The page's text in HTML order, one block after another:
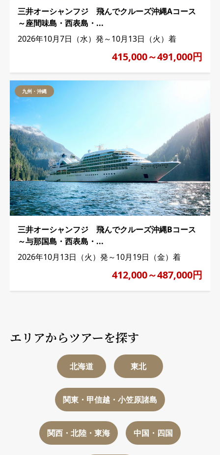
三井オーシャンフジ 飛んでクルーズ沖縄Aコース
～座間味島・西表島・...
2026年10月7日（水）発～10月13日（火）着
415,000～491,000円
九州・沖縄
三井オーシャンフジ 飛んでクルーズ沖縄Bコース
～与那国島・西表島・...
2026年10月13日（火）発～10月19日（金）着
412,000～487,000円
エリアからツアーを探す
北海道 東北
関東・甲信越・小笠原諸島
関西・北陸・東海 中国・四国